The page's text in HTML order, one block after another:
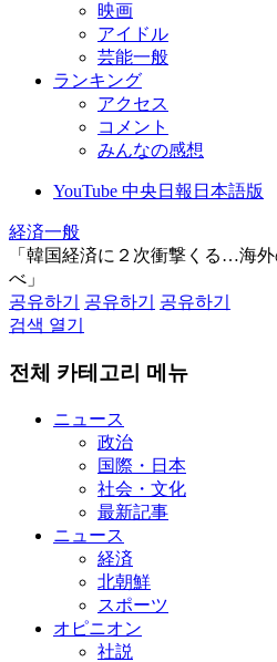
映画
アイドル
芸能一般
ランキング
アクセス
コメント
みんなの感想
YouTube 中央日報日本語版
経済一般
「韓国経済に２次衝撃くる…海
べ」
공유하기
공유하기
공유하기
검색 열기
전체 카테고리 메뉴
ニュース
政治
国際・日本
社会・文化
最新記事
ニュース
経済
北朝鮮
スポーツ
オピニオン
社説